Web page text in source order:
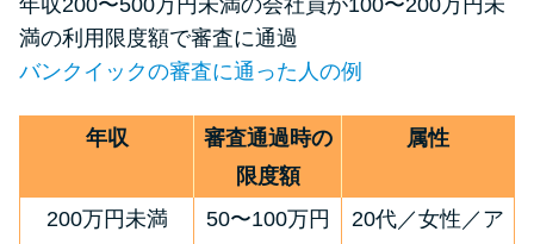
満の利用限度額で審査に通過
バンクイックの審査に通った人の例
年収
審査通過時の
限度額
属性
200万円未満
50〜100万円
20代／女性／ア